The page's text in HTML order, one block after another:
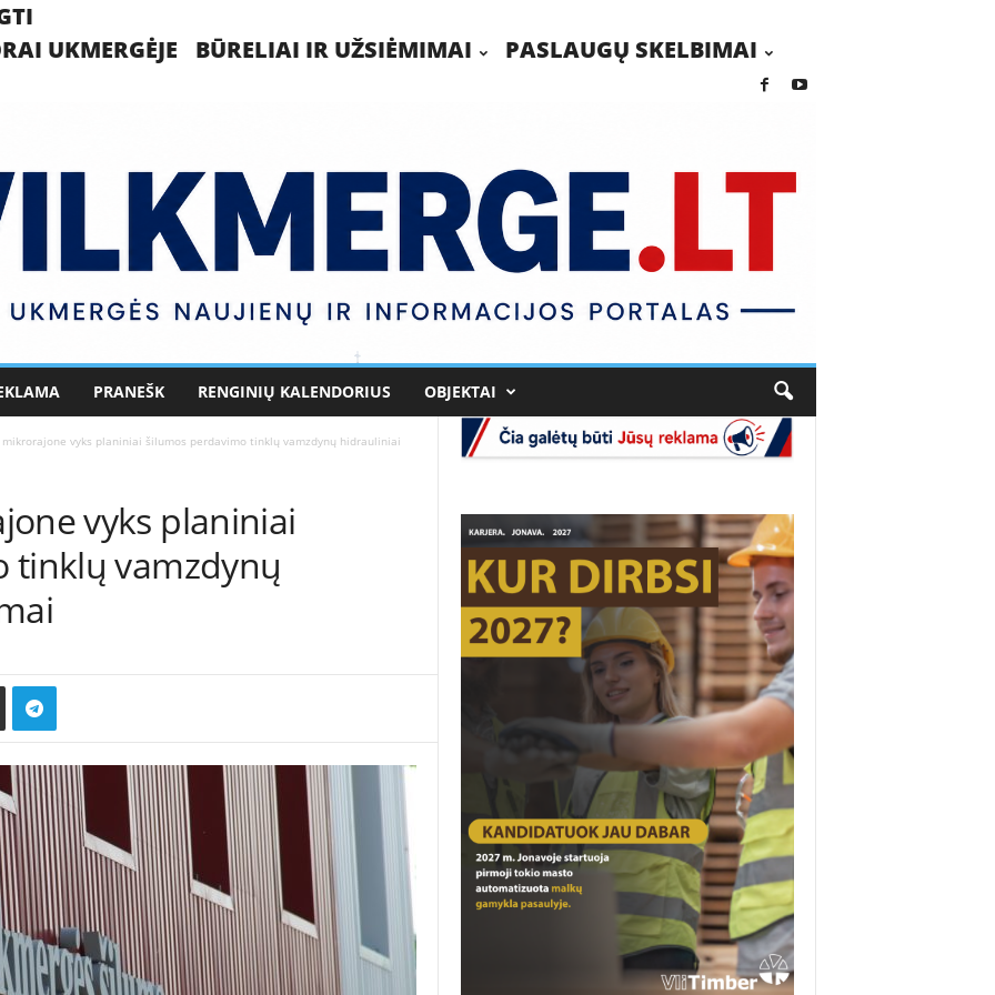
UKMERGĖJE BŪRELIAI IR UŽSIĖMIMAI PASLAUGŲ SKELBIMAI
PRANEŠK RENGINIŲ KALENDORIUS OBJEKTAI
mikrorajone vyks planiniai šilumos perdavimo tinklų vamzdynų hidrauliniai
vyks planiniai
tinklų vamzdynų